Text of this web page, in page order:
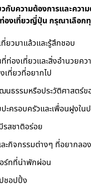
กับความต้องการและควา
องเที่ยวญี่ปุ่น กรุณาเลือก
ที่ยวมาแล้วและรู้สึกชอบ
ท่องเที่ยวและสิ่งอำนวยคว
เที่ยวที่อยากไป
นธรรมหรือประวัติศาสตร์
ะครอบครัวและเพื่อนฝูงใน
รสชาติอร่อย
ะกิจกรรมต่างๆ ที่อยากลอ
ร์ทที่น่าพักผ่อน
ชอปปิ้ง